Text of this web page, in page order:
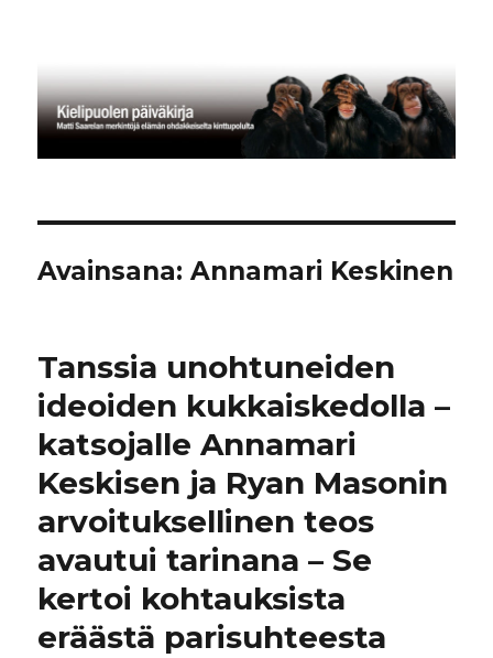
Avainsana:Annamari Keskinen
Tanssia unohtuneiden
ideoiden kukkaiskedolla –
katsojalle Annamari
Keskisen ja Ryan Masonin
arvoituksellinen teos
avautui tarinana – Se
kertoi kohtauksista
eräästä parisuhteesta